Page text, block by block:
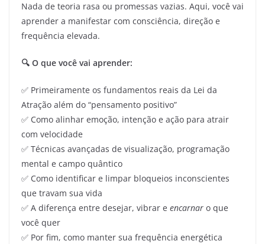
Nada de teoria rasa ou promessas vazias. Aqui, você vai
aprender a manifestar com consciência, direção e
frequência elevada.
🔍 O que você vai aprender:
✅ Primeiramente os fundamentos reais da Lei da
Atração além do “pensamento positivo”
✅ Como alinhar emoção, intenção e ação para atrair
com velocidade
✅ Técnicas avançadas de visualização, programação
mental e campo quântico
✅ Como identificar e limpar bloqueios inconscientes
que travam sua vida
✅ A diferença entre desejar, vibrar e encarnar o que
você quer
✅ Por fim, como manter sua frequência energética